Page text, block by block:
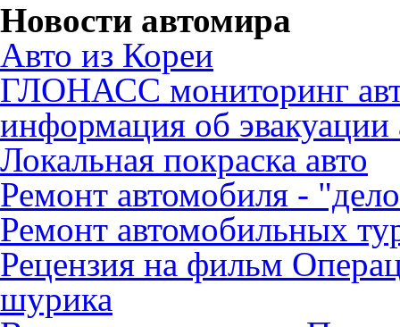
Новости автомира
Авто из Кореи
ГЛОНАСС мониторинг
информация об эвакуации
Локальная покраска авто
Ремонт автомобиля -
Ремонт автомобильных
Рецензия на фильм
шурика